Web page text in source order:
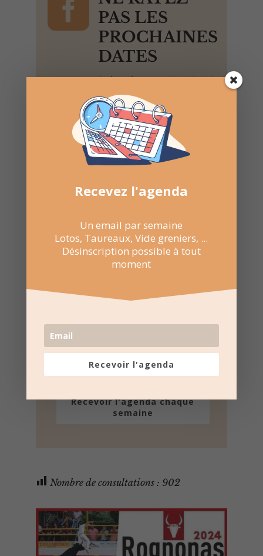

PAS LES
PROCHAINES
DATES
Suivez lapage Facebook
pour recevoir un résumé
une fois par semaine.
Recevez l'agenda par
Une fois par semaine en un coup d'oeil
Recevoir l'agenda chaque
semaine
Nombre de consultations : 902
Recevez l'agenda
Un email par semaine
Lotos, Taureaux, Vide greniers, ...
Désinscription possible à tout
moment
Recevoir l'agenda